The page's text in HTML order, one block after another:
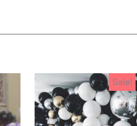
Sale!